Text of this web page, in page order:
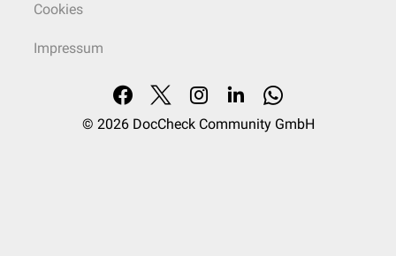
Cookies
Impressum
© 2026 DocCheck Community GmbH